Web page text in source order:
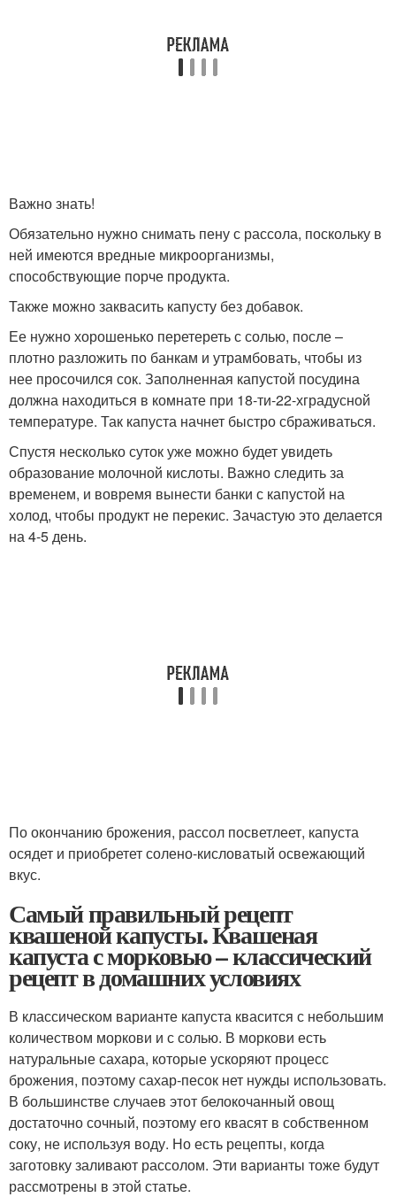
Важно знать!
Обязательно нужно снимать пену с рассола, поскольку в
ней имеются вредные микроорганизмы,
способствующие порче продукта.
Также можно заквасить капусту без добавок.
Ее нужно хорошенько перетереть с солью, после –
плотно разложить по банкам и утрамбовать, чтобы из
нее просочился сок. Заполненная капустой посудина
должна находиться в комнате при 18-ти-22-хградусной
температуре. Так капуста начнет быстро сбраживаться.
Спустя несколько суток уже можно будет увидеть
образование молочной кислоты. Важно следить за
временем, и вовремя вынести банки с капустой на
холод, чтобы продукт не перекис. Зачастую это делается
на 4-5 день.
По окончанию брожения, рассол посветлеет, капуста
осядет и приобретет солено-кисловатый освежающий
вкус.
Самый правильный рецепт
квашеной капусты. Квашеная
капуста с морковью – классический
рецепт в домашних условиях
В классическом варианте капуста квасится с небольшим
количеством моркови и с солью. В моркови есть
натуральные сахара, которые ускоряют процесс
брожения, поэтому сахар-песок нет нужды использовать.
В большинстве случаев этот белокочанный овощ
достаточно сочный, поэтому его квасят в собственном
соку, не используя воду. Но есть рецепты, когда
заготовку заливают рассолом. Эти варианты тоже будут
рассмотрены в этой статье.